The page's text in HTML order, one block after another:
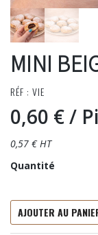
MINI
RÉF : VIE
0,60 €/
0,57 € HT
Quantité
AJOUTER AU